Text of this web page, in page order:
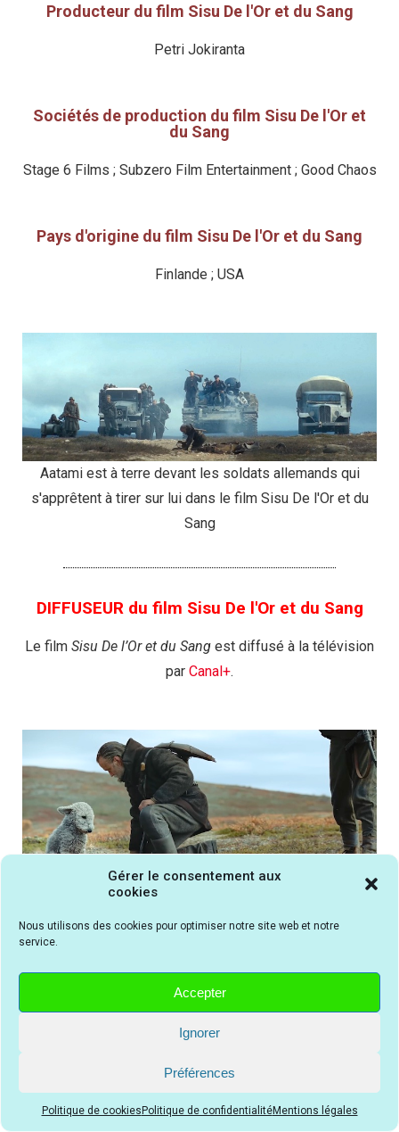
Gérer le consentement aux
cookies
Nous utilisons des cookies pour optimiser notre site web et notre
service.
Accepter
Ignorer
Préférences
Politique de cookies Politique de confidentialitéMentions légales
Producteur du film Sisu De l'Or et du Sang
Petri Jokiranta
Sociétés de production du film Sisu De l'Or et
du Sang
Stage 6 Films ; Subzero Film Entertainment ; Good Chaos
Pays d'origine du film Sisu De l'Or et du Sang
Finlande ; USA
Aatami est à terre devant les soldats allemands qui
s'apprêtent à tirer sur lui dans le film Sisu De l'Or et du
Sang
DIFFUSEUR du film Sisu De l'Or et du Sang
Le film Sisu De l’Or et du Sang est diffusé à la télévision
par Canal+.
Le chien finlandais est trop mignon dans le film Sisu De
AVIS DU PUBLIC pour le film Sisu De l'Or et du
Sang
3,8 étoiles sur 5 (selon 19 avis)
Excellent
26%
Très bon
42%